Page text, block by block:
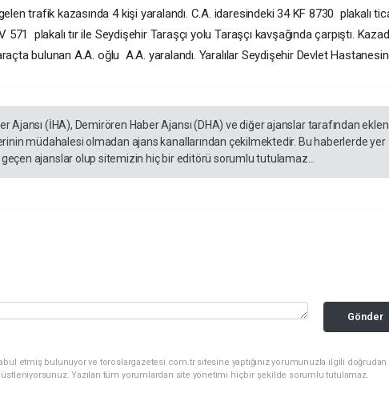
trafik kazasında 4 kişi yaralandı. C.A. idaresindeki 34 KF 8730 plakalı
plakalı tır ile Seydişehir Taraşçı yolu Taraşçı kavşağında çarpıştı.
bulunan A.A. oğlu A.A. yaralandı. Yaralılar Seydişehir Devlet
Ajansı (İHA), Demirören Haber Ajansı (DHA) ve diğer ajanslar tarafından
müdahalesi olmadan ajans kanallarından çekilmektedir. Bu haberlerde yer
ajanslar olup sitemizin hiç bir editörü sorumlu tutulamaz...
Gönder
etmiş bulunuyor ve toroslargazetesi.com.tr sitesine yaptığınız yorumunuzla ilgili doğrudan
üstleniyorsunuz. Yazılan tüm yorumlardan site yönetimi hiçbir şekilde sorumlu tutulamaz.